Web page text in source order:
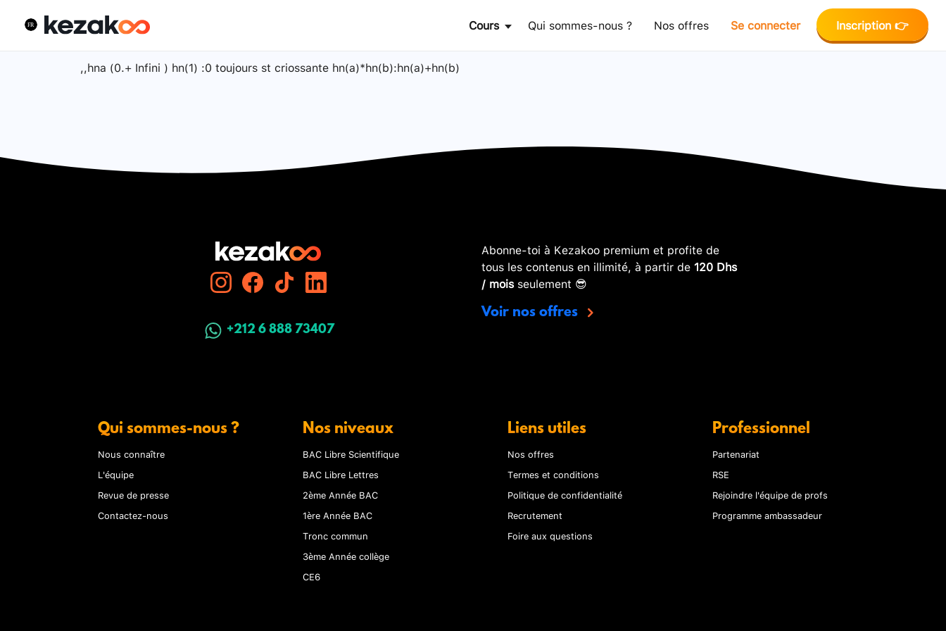
Cours Qui sommes-nous ? Nos offres Se connecter Inscription 👉
,,hna (0.+ Infini ) hn(1) :0 toujours st criossante hn(a)*hn(b):hn(a)+hn(b)
+212 6 888 73407
Abonne-toi à Kezakoo premium et profite de
tous les contenus en illimité, à partir de 120 Dhs
/ moisseulement 😎
Voir nos offres
Qui sommes-nous ?
Nous connaître
L'équipe
Revue de presse
Contactez-nous
Nos niveaux
BAC Libre Scientifique
BAC Libre Lettres
2ème Année BAC
1ère Année BAC
Tronc commun
3ème Année collège
CE6
Liens utiles
Nos offres
Termes et conditions
Politique de confidentialité
Recrutement
Foire aux questions
Professionnel
Partenariat
RSE
Rejoindre l'équipe de profs
Programme ambassadeur